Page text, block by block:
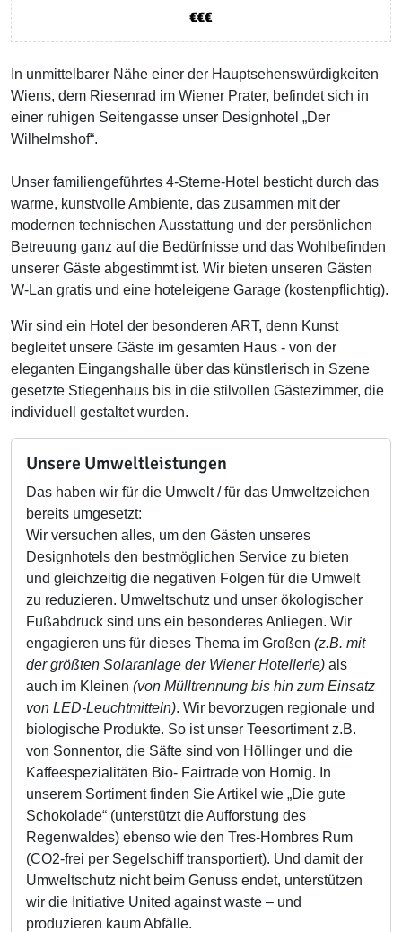
In unmittelbarer Nähe einer der Hauptsehenswürdigkeiten
Wiens, dem Riesenrad im Wiener Prater, befindet sich in
einer ruhigen Seitengasse unser Designhotel „Der
Wilhelmshof“.
Unser familiengeführtes 4-Sterne-Hotel besticht durch das
warme, kunstvolle Ambiente, das zusammen mit der
modernen technischen Ausstattung und der persönlichen
Betreuung ganz auf die Bedürfnisse und das Wohlbefinden
unserer Gäste abgestimmt ist. Wir bieten unseren Gästen
W-Lan gratis und eine hoteleigene Garage (kostenpflichtig).
Wir sind ein Hotel der besonderen ART, denn Kunst
begleitet unsere Gäste im gesamten Haus - von der
eleganten Eingangshalle über das künstlerisch in Szene
gesetzte Stiegenhaus bis in die stilvollen Gästezimmer, die
individuell gestaltet wurden.
Unsere Umweltleistungen
Das haben wir für die Umwelt / für das Umweltzeichen
bereits umgesetzt:
Wir versuchen alles, um den Gästen unseres
Designhotels den bestmöglichen Service zu bieten
und gleichzeitig die negativen Folgen für die Umwelt
zu reduzieren. Umweltschutz und unser ökologischer
Fußabdruck sind uns ein besonderes Anliegen. Wir
engagieren uns für dieses Thema im Großen (z.B. mit
der größten Solaranlage der Wiener Hotellerie) als
auch im Kleinen (von Mülltrennung bis hin zum Einsatz
von LED-Leuchtmitteln). Wir bevorzugen regionale und
biologische Produkte. So ist unser Teesortiment z.B.
von Sonnentor, die Säfte sind von Höllinger und die
Kaffeespezialitäten Bio- Fairtrade von Hornig. In
unserem Sortiment finden Sie Artikel wie „Die gute
Schokolade“ (unterstützt die Aufforstung des
Regenwaldes) ebenso wie den Tres-Hombres Rum
(CO2-frei per Segelschiff transportiert). Und damit der
Umweltschutz nicht beim Genuss endet, unterstützen
wir die Initiative United against waste – und
produzieren kaum Abfälle.